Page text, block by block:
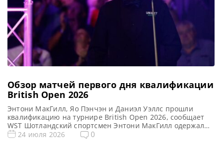
Обзор матчей первого дня квалификации
British Open 2026
Энтони МакГилл, Яо Пэнчэн и Даниэл Уэллс прошли
квалификацию на турнире British Open 2026, сообщает
WST Шотландский спортсмен Энтони МакГилл одержал
впечатляющую победу на старте British Open 2026,
24 июля 2026 0